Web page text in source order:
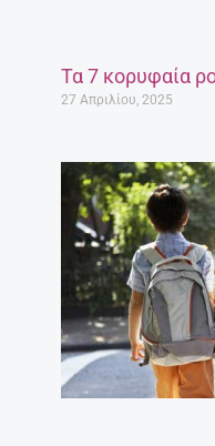
Τα 7 κορυφαία
27 Απριλίου, 2025